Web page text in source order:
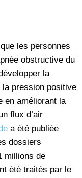
les personnes
obstructive du
la
la pression positive
en améliorant la
flux d’air
a été publiée
dossiers
millions de
été traités par le